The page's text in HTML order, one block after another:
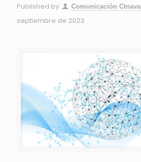
Published by Comunicación Ctnaval
septiembre de 2023